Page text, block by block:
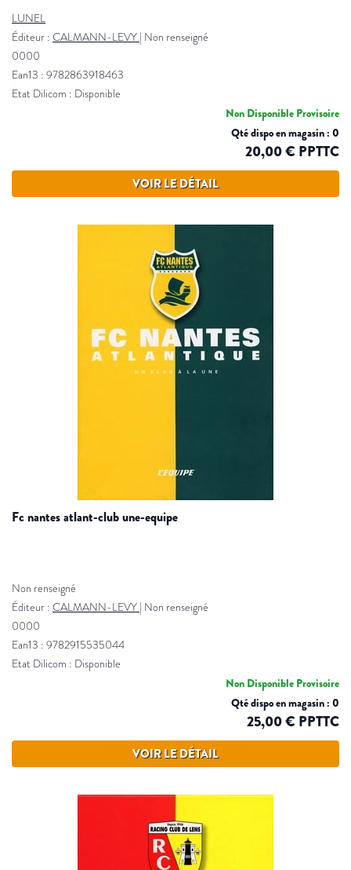
LUNEL
Éditeur : CALMANN-LEVY | Non renseigné
0000
Ean13 : 9782863918463
Etat Dilicom : Disponible
Non Disponible Provisoire
Qté dispo en magasin : 0
20,00 € PPTTC
VOIR LE DÉTAIL
fc nantes atlant-club une-equipe
Non renseigné
Éditeur : CALMANN-LEVY | Non renseigné
0000
Ean13 : 9782915535044
Etat Dilicom : Disponible
Non Disponible Provisoire
Qté dispo en magasin : 0
25,00 € PPTTC
VOIR LE DÉTAIL